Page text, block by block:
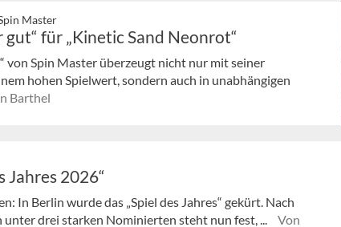
Master
gut“ für „Kinetic Sand Neonrot“
von Spin Master überzeugt nicht nur mit seiner
hohen Spielwert, sondern auch in unabhängigen
Barthel
Jahres 2026“
In Berlin wurde das „Spiel des Jahres“ gekürt. Nach
drei starken Nominierten steht nun fest, ...
Von